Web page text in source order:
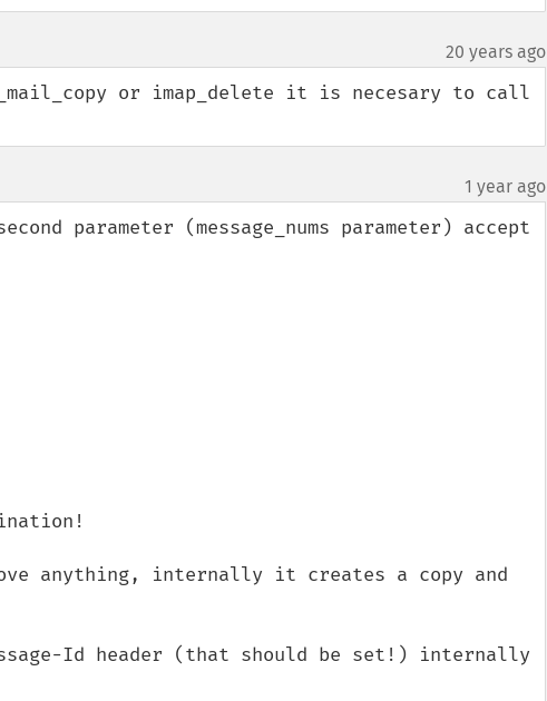
20 years ago
or imap_delete it is necesary to call
1 year ago
parameter (message_nums parameter) accept
anything, internally it creates a copy and
Id header (that should be set!) internally